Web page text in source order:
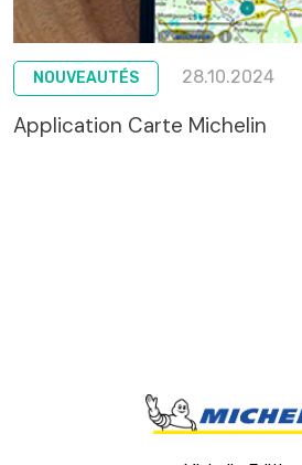
NOUVEAUTÉS 28.10.2024
Application Carte Michelin